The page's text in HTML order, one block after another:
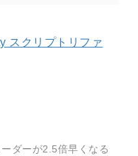
スクリプトリファ
ーダーが2.5倍早くなる